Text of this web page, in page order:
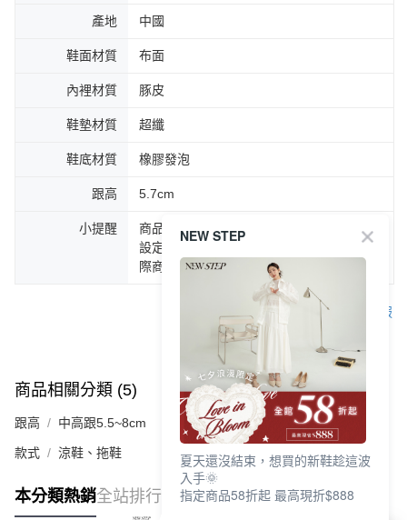
產地 中國
鞋面材質 布面
內裡材質 豚皮
鞋墊材質 超纖
鞋底材質 橡膠發泡
跟高 5.7cm
小提醒
商品圖片顏色會因拍攝燈光環境或個人螢幕
設定不同，而造成部份色差現象，顏色以實
際商品為主。
客服
商品相關分類 (5) 查看全部
跟高 中高跟5.5~8cm
款式 涼鞋、拖鞋
本分類熱銷全站排行
NEW STEP
夏天還沒結束，想買的新鞋趁這波
入手🌞
指定商品58折起 最高現折$888